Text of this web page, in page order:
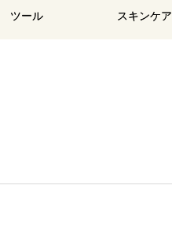
ツール スキンケア